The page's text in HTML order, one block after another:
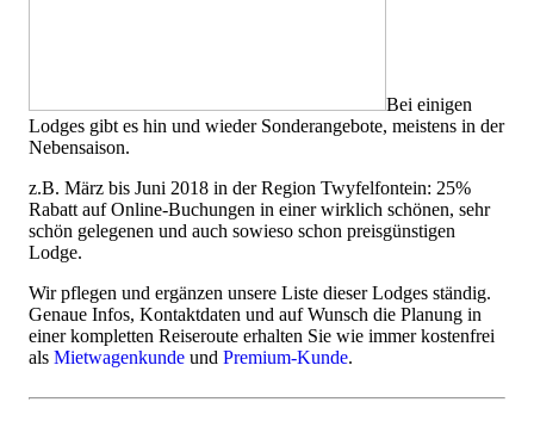
Bei einigen
Lodges gibt es hin und wieder Sonderangebote, meistens in der
Nebensaison.
z.B. März bis Juni 2018 in der Region Twyfelfontein: 25%
Rabatt auf Online-Buchungen in einer wirklich schönen, sehr
schön gelegenen und auch sowieso schon preisgünstigen
Lodge.
Wir pflegen und ergänzen unsere Liste dieser Lodges ständig.
Genaue Infos, Kontaktdaten und auf Wunsch die Planung in
einer kompletten Reiseroute erhalten Sie wie immer kostenfrei
als Mietwagenkunde und Premium-Kunde.